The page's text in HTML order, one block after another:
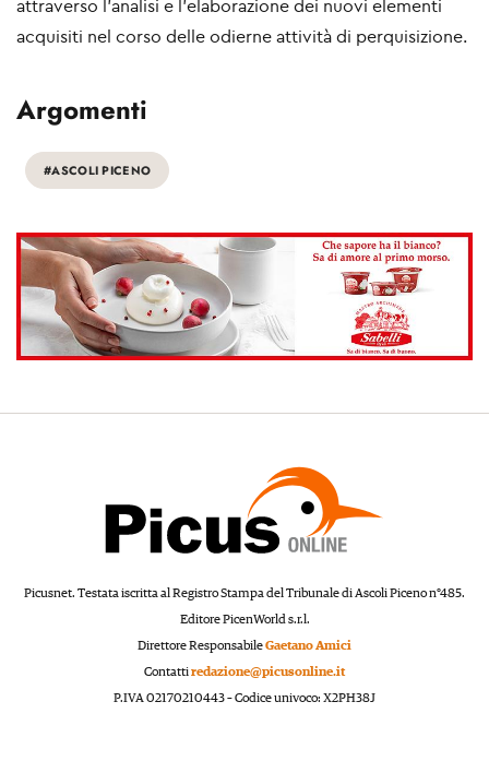
attraverso l’analisi e l’elaborazione dei nuovi elementi
acquisiti nel corso delle odierne attività di perquisizione.
Argomenti
#ASCOLI PICENO
Picusnet. Testata iscritta al Registro Stampa del Tribunale di Ascoli Piceno n°485.
Editore PicenWorld s.r.l.
Direttore ResponsabileGaetano Amici
Contattiredazione@picusonline.it
P.IVA 02170210443 – Codice univoco: X2PH38J